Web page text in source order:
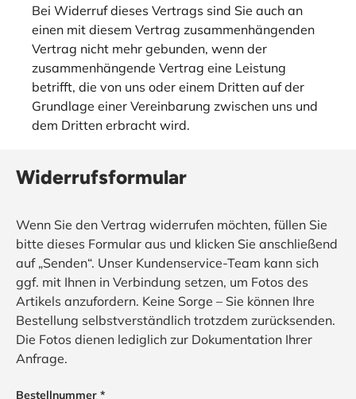
Bei Widerruf dieses Vertrags sind Sie auch an
einen mit diesem Vertrag zusammenhängenden
Vertrag nicht mehr gebunden, wenn der
zusammenhängende Vertrag eine Leistung
betrifft, die von uns oder einem Dritten auf der
Grundlage einer Vereinbarung zwischen uns und
dem Dritten erbracht wird.
Widerrufsformular
Wenn Sie den Vertrag widerrufen möchten, füllen Sie
bitte dieses Formular aus und klicken Sie anschließend
auf „Senden“. Unser Kundenservice-Team kann sich
ggf. mit Ihnen in Verbindung setzen, um Fotos des
Artikels anzufordern. Keine Sorge – Sie können Ihre
Bestellung selbstverständlich trotzdem zurücksenden.
Die Fotos dienen lediglich zur Dokumentation Ihrer
Anfrage.
Bestellnummer